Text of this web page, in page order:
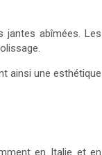
jantes abîmées. Les
ainsi une esthétique